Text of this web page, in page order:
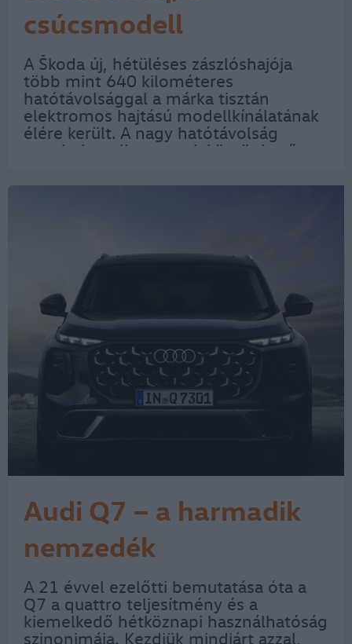
csúcsmodell
A Škoda új, hétüléses zászlóshajója
több mint 640 kilométeres
hatótávolsággal a márka tisztán
elektromos hajtású modellkínálatának
élére került. A nagy hatótávolság
egyebek mellett annak köszönhető,
légellenállási együttható páratlanul
Audi Q7 – a harmadik
nemzedék
A 21 évvel ezelőtti bemutatása óta a
Q7 a quattro teljesítmény és a
kiemelkedő hétköznapi használhatóság
szinonimája. Kezdjük mindjárt azzal,